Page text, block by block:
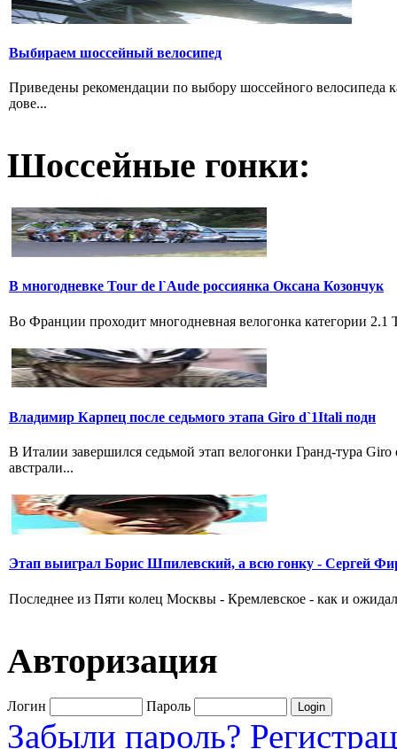
Выбираем шосcейный велосипед
Приведены рекомендации по выбору шоссейного велосипеда
дове...
Шоссейные гонки:
В многодневке Tour de l`Aude россиянка Оксана Козончук
Во Франции проходит многодневная велогонка категории
Владимир Карпец после седьмого этапа Giro d`1Itali подн
В Италии завершился седьмой этап велогонки Гранд-тура
австрали...
Этап выиграл Борис Шпилевский, а всю гонку - Сергей
Последнее из Пяти колец Москвы - Кремлевское - как и
Авторизация
Логин Пароль
Забыли пароль?